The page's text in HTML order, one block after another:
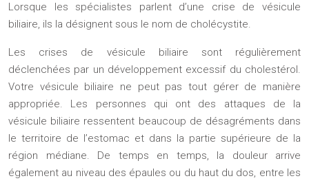
Lorsque les spécialistes parlent d’une crise de vésicule
biliaire, ils la désignent sous le nom de cholécystite.
Les crises de vésicule biliaire sont régulièrement
déclenchées par un développement excessif du cholestérol.
Votre vésicule biliaire ne peut pas tout gérer de manière
appropriée. Les personnes qui ont des attaques de la
vésicule biliaire ressentent beaucoup de désagréments dans
le territoire de l’estomac et dans la partie supérieure de la
région médiane. De temps en temps, la douleur arrive
également au niveau des épaules ou du haut du dos, entre les